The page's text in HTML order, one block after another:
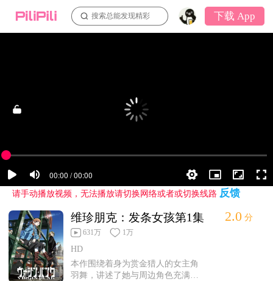
搜索总能发现精彩 下载 App
请手动播放视频，无法播放请切换网络或者或切换线路 反馈
维珍朋克：发条女孩第1集
631万 1万
HD
本作围绕着身为赏金猎人的女主角
羽舞，讲述了她与周边角色充满欲
2.0 分